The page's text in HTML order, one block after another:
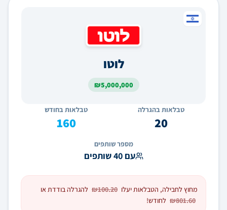
לוטו
₪5,000,000
טבלאות בהגרלה
20
טבלאות בחודש
160
מספר שותפים
עם 40 שותפים
מחוץ לחבילה, הטבלאות יעלו ₪100.20 להגרלה בודדת או
₪801.60 לחודש!